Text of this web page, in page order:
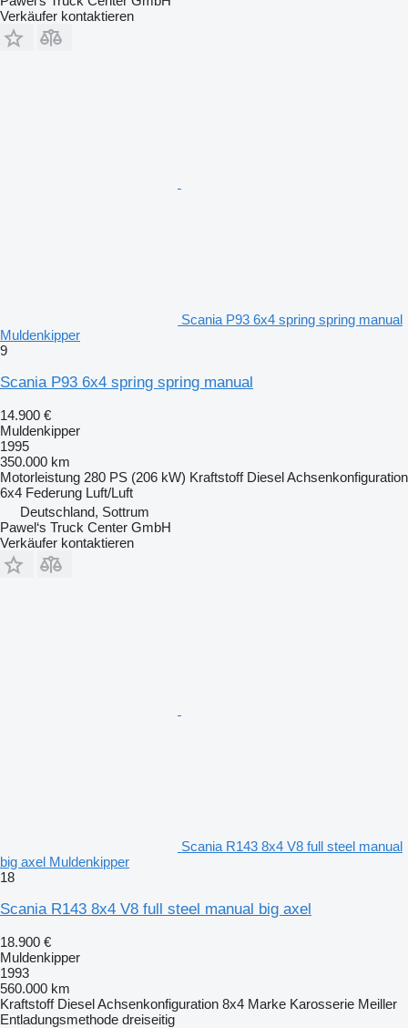
Verkäufer kontaktieren
Scania P93 6x4 spring spring manual
Muldenkipper
9
Scania P93 6x4 spring spring manual
14.900 €
Muldenkipper
1995
350.000 km
Motorleistung 280 PS (206 kW) Kraftstoff DieselAchsenkonfiguration
6x4 Federung Luft/Luft
Deutschland, Sottrum
Pawel‘s Truck Center GmbH
Verkäufer kontaktieren
Scania R143 8x4 V8 full steel manual
big axel Muldenkipper
18
Scania R143 8x4 V8 full steel manual big axel
18.900 €
Muldenkipper
1993
560.000 km
Kraftstoff DieselAchsenkonfiguration 8x4 Marke Karosserie Meiller
Entladungsmethode dreiseitig